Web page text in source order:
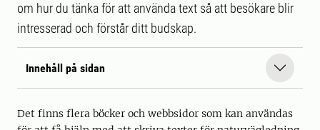
om hur du tänka för att använda text så att besökare blir
intresserad och förstår ditt budskap.
Innehåll på sidan
Det finns flera böcker och webbsidor som kan användas